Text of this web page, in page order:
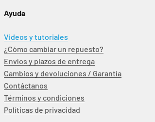
Ayuda
Videos y tutoriales
¿Cómo cambiar un repuesto?
Envíos y plazos de entrega
Cambios y devoluciones / Garantía
Contáctanos
Términos y condiciones
Políticas de privacidad